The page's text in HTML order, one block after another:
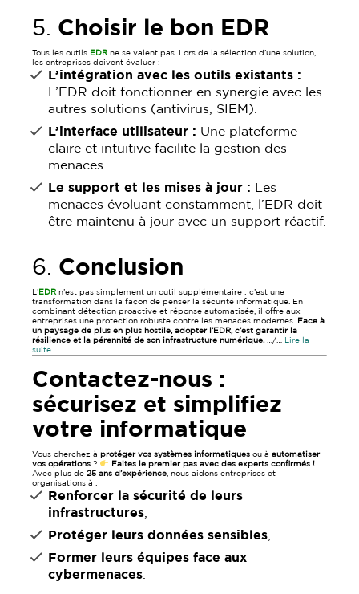
5. Choisir le bon EDR
Tous les outils EDR ne se valent pas. Lors de la sélection d’une solution,
les entreprises doivent évaluer :
L’intégration avec les outils existants :
L’EDR doit fonctionner en synergie avec les
autres solutions (antivirus, SIEM).
L’interface utilisateur : Une plateforme
claire et intuitive facilite la gestion des
menaces.
Le support et les mises à jour : Les
menaces évoluant constamment, l’EDR doit
être maintenu à jour avec un support réactif.
6. Conclusion
L’ EDR n’est pas simplement un outil supplémentaire : c’est une
transformation dans la façon de penser la sécurité informatique. En
combinant détection proactive et réponse automatisée, il offre aux
entreprises une protection robuste contre les menaces modernes. Face à
un paysage de plus en plus hostile, adopter l’EDR, c’est garantir la
résilience et la pérennité de son infrastructure numérique.…/… Lire la
suite…
Contactez-nous :
sécurisez et simplifiez
votre informatique
Vous cherchez àprotéger vos systèmes informatiques ou àautomatiser
vos opérations ?
Faites le premier pas avec des experts confirmés !
Avec plus de25 ans d’expérience, nous aidons entreprises et
organisations à :
Renforcer la sécurité de leurs
infrastructures
Protéger leurs données sensibles
Former leurs équipes face aux
cybermenaces